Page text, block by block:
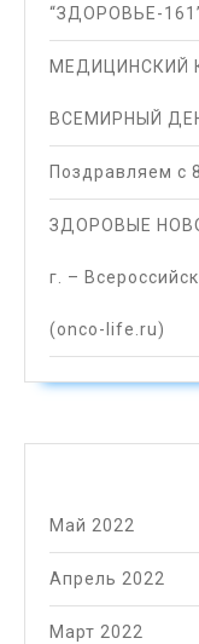
“ЗДОРОВЬЕ-
МЕДИЦИНСКИЙ
ВСЕМИРНЫЙ
Поздравляем с
ЗДОРОВЫЕ
г. –
(onco-life.ru)
Май 2022
Апрель 2022
Март 2022